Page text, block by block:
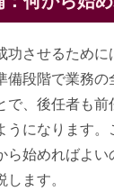
功させるため
段階で業務の
で、後任者も
うになります
ら始めればよ
ます。